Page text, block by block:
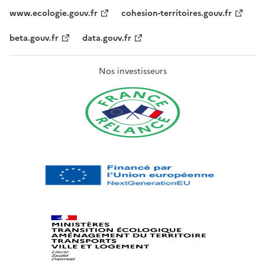
www.ecologie.gouv.fr
cohesion-territoires.gouv.fr
beta.gouv.fr
data.gouv.fr
Nos investisseurs